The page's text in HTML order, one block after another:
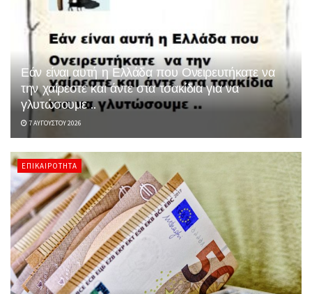
Εάν είναι αυτή η Ελλάδα που Ονειρευτήκατε να
την χαίρεστε και άντε στα τσακίδια για να
γλυτώσουμε ..
7 ΑΥΓΟΎΣΤΟΥ 2026
ΕΠΙΚΑΙΡΌΤΗΤΑ